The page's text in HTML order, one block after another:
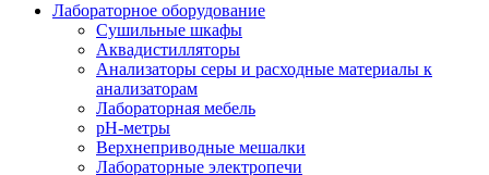
Лабораторное оборудование
Cушильные шкафы
Аквадистилляторы
Анализаторы серы и расходные материалы к
анализаторам
Лабораторная мебель
pH-метры
Верхнеприводные мешалки
Лабораторные электропечи